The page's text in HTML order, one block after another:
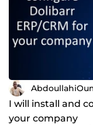
I will install and
your company